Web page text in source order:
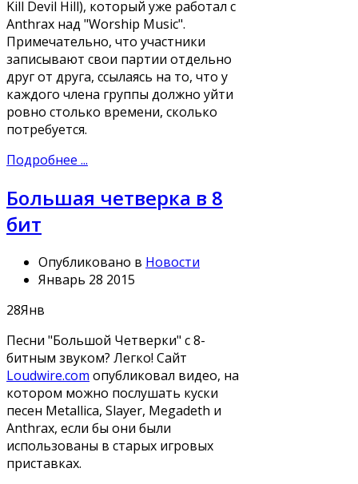
Kill Devil Hill), который уже работал с
Anthrax над "Worship Music".
Примечательно, что участники
записывают свои партии отдельно
друг от друга, ссылаясь на то, что у
каждого члена группы должно уйти
ровно столько времени, сколько
потребуется.
Подробнее ...
Большая четверка в 8
бит
Опубликовано в Новости
Январь 28 2015
28Янв
Песни "Большой Четверки" с 8-
битным звуком? Легко! Сайт
Loudwire.com опубликовал видео, на
котором можно послушать куски
песен Metallica, Slayer, Megadeth и
Anthrax, если бы они были
использованы в старых игровых
приставках.